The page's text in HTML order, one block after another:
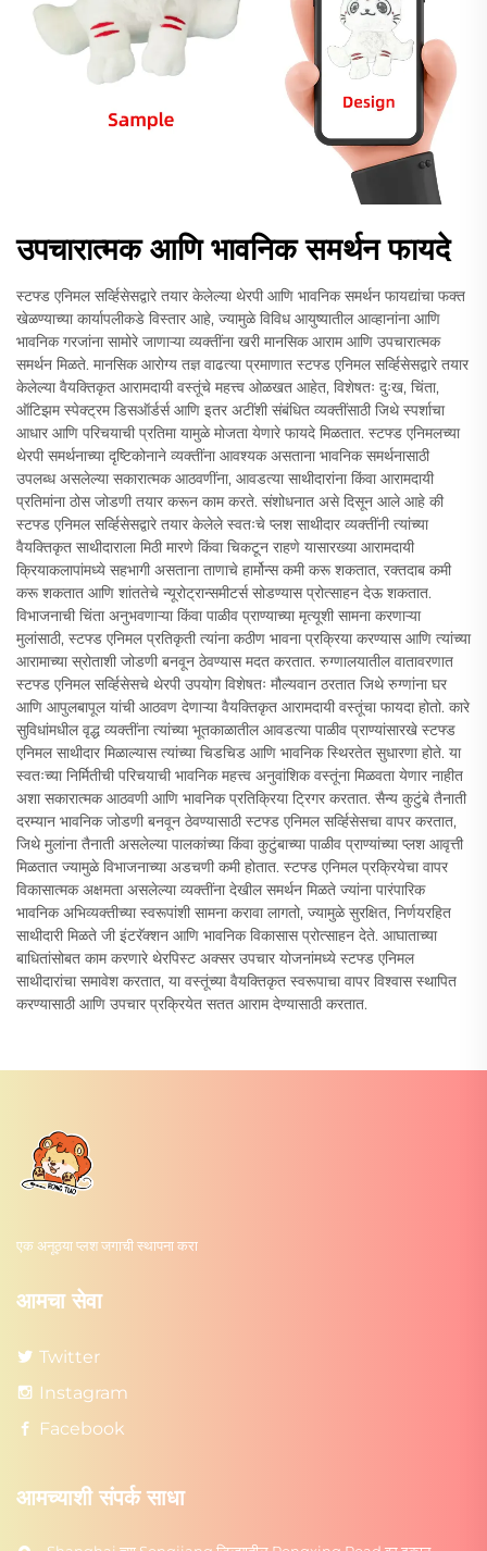
उपचारात्मक आणि भावनिक समर्थन फायदे
स्टफ्ड एनिमल सर्व्हिसेसद्वारे तयार केलेल्या थेरपी आणि भावनिक समर्थन फायद्यांचा फक्त
खेळण्याच्या कार्यापलीकडे विस्तार आहे, ज्यामुळे विविध आयुष्यातील आव्हानांना आणि
भावनिक गरजांना सामोरे जाणाऱ्या व्यक्तींना खरी मानसिक आराम आणि उपचारात्मक
समर्थन मिळते. मानसिक आरोग्य तज्ञ वाढत्या प्रमाणात स्टफ्ड एनिमल सर्व्हिसेसद्वारे तयार
केलेल्या वैयक्तिकृत आरामदायी वस्तूंचे महत्त्व ओळखत आहेत, विशेषतः दुःख, चिंता,
ऑटिझम स्पेक्ट्रम डिसऑर्डर्स आणि इतर अटींशी संबंधित व्यक्तींसाठी जिथे स्पर्शाचा
आधार आणि परिचयाची प्रतिमा यामुळे मोजता येणारे फायदे मिळतात. स्टफ्ड एनिमलच्या
थेरपी समर्थनाच्या दृष्टिकोनाने व्यक्तींना आवश्यक असताना भावनिक समर्थनासाठी
उपलब्ध असलेल्या सकारात्मक आठवणींना, आवडत्या साथीदारांना किंवा आरामदायी
प्रतिमांना ठोस जोडणी तयार करून काम करते. संशोधनात असे दिसून आले आहे की
स्टफ्ड एनिमल सर्व्हिसेसद्वारे तयार केलेले स्वतःचे प्लश साथीदार व्यक्तींनी त्यांच्या
वैयक्तिकृत साथीदाराला मिठी मारणे किंवा चिकटून राहणे यासारख्या आरामदायी
क्रियाकलापांमध्ये सहभागी असताना ताणाचे हार्मोन्स कमी करू शकतात, रक्तदाब कमी
करू शकतात आणि शांततेचे न्यूरोट्रान्समीटर्स सोडण्यास प्रोत्साहन देऊ शकतात.
विभाजनाची चिंता अनुभवणाऱ्या किंवा पाळीव प्राण्याच्या मृत्यूशी सामना करणाऱ्या
मुलांसाठी, स्टफ्ड एनिमल प्रतिकृती त्यांना कठीण भावना प्रक्रिया करण्यास आणि त्यांच्या
आरामाच्या स्रोताशी जोडणी बनवून ठेवण्यास मदत करतात. रुग्णालयातील वातावरणात
स्टफ्ड एनिमल सर्व्हिसेसचे थेरपी उपयोग विशेषतः मौल्यवान ठरतात जिथे रुग्णांना घर
आणि आपुलबापूल यांची आठवण देणाऱ्या वैयक्तिकृत आरामदायी वस्तूंचा फायदा होतो. कारे
सुविधांमधील वृद्ध व्यक्तींना त्यांच्या भूतकाळातील आवडत्या पाळीव प्राण्यांसारखे स्टफ्ड
एनिमल साथीदार मिळाल्यास त्यांच्या चिडचिड आणि भावनिक स्थिरतेत सुधारणा होते. या
स्वतःच्या निर्मितीची परिचयाची भावनिक महत्त्व अनुवांशिक वस्तूंना मिळवता येणार नाहीत
अशा सकारात्मक आठवणी आणि भावनिक प्रतिक्रिया ट्रिगर करतात. सैन्य कुटुंबे तैनाती
दरम्यान भावनिक जोडणी बनवून ठेवण्यासाठी स्टफ्ड एनिमल सर्व्हिसेसचा वापर करतात,
जिथे मुलांना तैनाती असलेल्या पालकांच्या किंवा कुटुंबाच्या पाळीव प्राण्यांच्या प्लश आवृत्ती
मिळतात ज्यामुळे विभाजनाच्या अडचणी कमी होतात. स्टफ्ड एनिमल प्रक्रियेचा वापर
विकासात्मक अक्षमता असलेल्या व्यक्तींना देखील समर्थन मिळते ज्यांना पारंपारिक
भावनिक अभिव्यक्तीच्या स्वरूपांशी सामना करावा लागतो, ज्यामुळे सुरक्षित, निर्णयरहित
साथीदारी मिळते जी इंटरॅक्शन आणि भावनिक विकासास प्रोत्साहन देते. आघाताच्या
बाधितांसोबत काम करणारे थेरपिस्ट अक्सर उपचार योजनांमध्ये स्टफ्ड एनिमल
साथीदारांचा समावेश करतात, या वस्तूंच्या वैयक्तिकृत स्वरूपाचा वापर विश्वास स्थापित
करण्यासाठी आणि उपचार प्रक्रियेत सतत आराम देण्यासाठी करतात.
एक अनूठ्या प्लश जगाची स्थापना करा
आमचा सेवा
Twitter
Instagram
Facebook
आमच्याशी संपर्क साधा